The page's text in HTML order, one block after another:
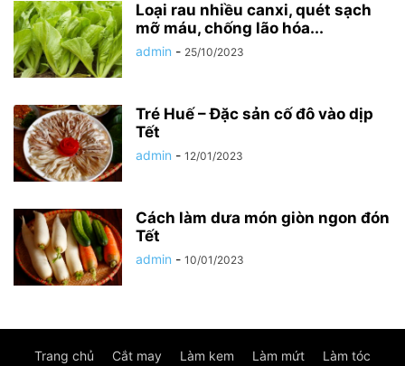
Loại rau nhiều canxi, quét sạch
mỡ máu, chống lão hóa...
admin - 25/10/2023
Tré Huế – Đặc sản cố đô vào dịp
Tết
admin - 12/01/2023
Cách làm dưa món giòn ngon đón
Tết
admin - 10/01/2023
Trang chủ Cắt may Làm kem Làm mứt Làm tóc